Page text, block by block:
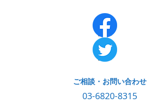
ご相談・お問い合わせ
03-6820-8315